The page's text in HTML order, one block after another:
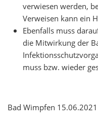
verwiesen werden,
Verweisen kann ein
Ebenfalls muss
die Mitwirkung der
muss bzw. wieder
Bad Wimpfen 15.06.2021